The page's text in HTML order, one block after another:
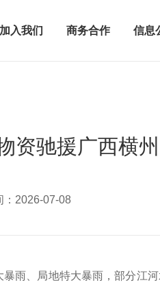
加入我们 商务合作 信息
资驰援广西横
2026-07-08
雨、局地特大暴雨，部分江